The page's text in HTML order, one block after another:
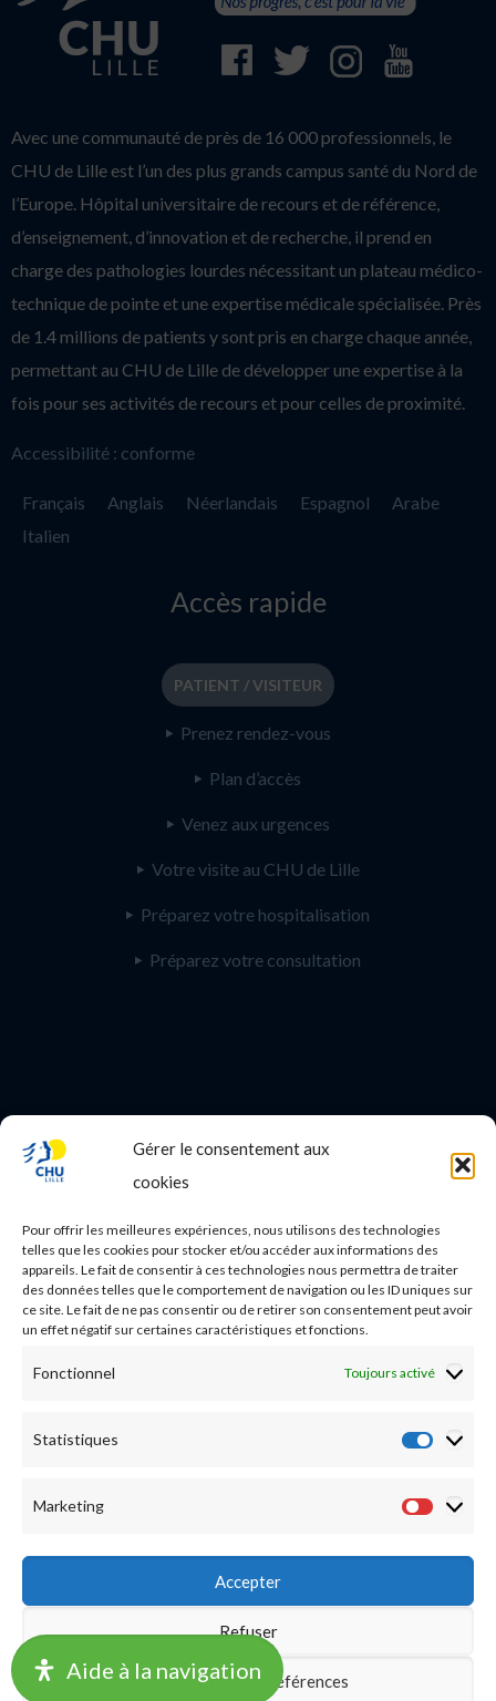
Gérer le consentement aux
cookies
Pour offrir les meilleures expériences, nous utilisons des technologies
telles que les cookies pour stocker et/ou accéder aux informations des
appareils. Le fait de consentir à ces technologies nous permettra de traiter
des données telles que le comportement de navigation ou les ID uniques sur
ce site. Le fait de ne pas consentir ou de retirer son consentement peut avoir
un effet négatif sur certaines caractéristiques et fonctions.
Fonctionnel Toujours activé
Statistiques
Marketing
Accepter
Refuser
Enregistrer les préférences
Avec une communauté de près de 16 000 professionnels, le
CHU de Lille est l’un des plus grands campus santé du Nord de
l’Europe. Hôpital universitaire de recours et de référence,
d’enseignement, d’innovation et de recherche, il prend en
charge des pathologies lourdes nécessitant un plateau médico-
technique de pointe et une expertise médicale spécialisée. Près
de 1.4 millions de patients y sont pris en charge chaque année,
permettant au CHU de Lille de développer une expertise à la
fois pour ses activités de recours et pour celles de proximité.
Accessibilité : conforme
Français Anglais Néerlandais Espagnol
Arabe
Italien
Accès rapide
PATIENT / VISITEUR
Prenez rendez-vous
Plan d’accès
Venez aux urgences
Votre visite au CHU de Lille
Préparez votre hospitalisation
Préparez votre consultation
PROFESSIONNEL DE SANTE
Nos essais cliniques
Ecoles paramédicales
Mentions légales
Financière|Délégations de signature
Aide à la navigation